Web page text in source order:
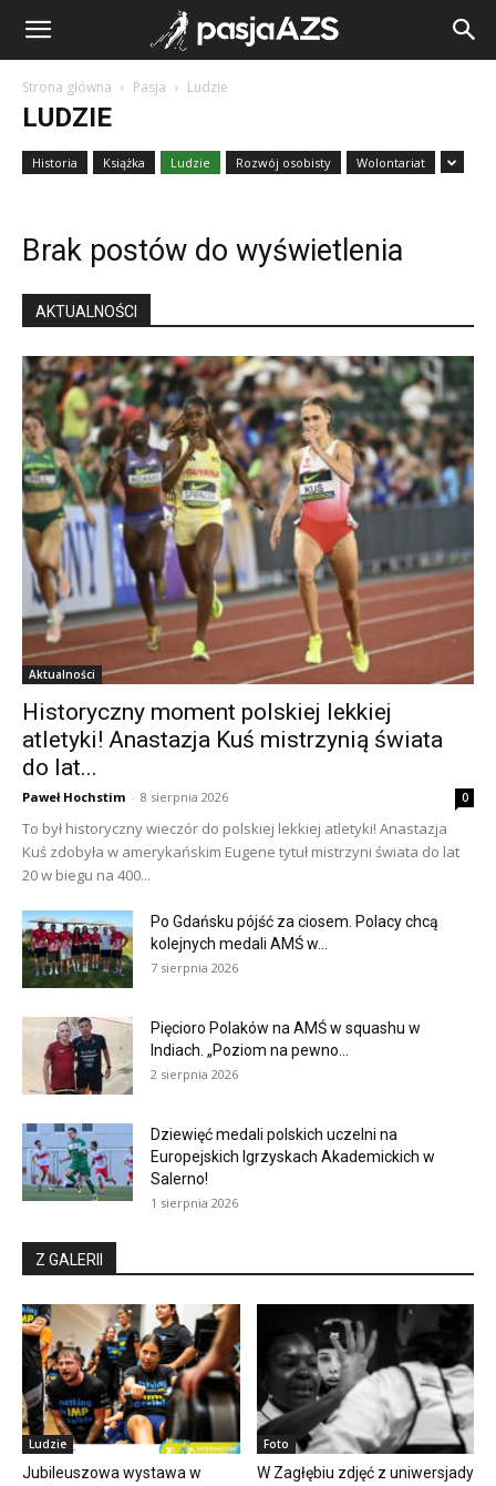
Strona główna Pasja Ludzie
LUDZIE
Historia Książka Ludzie Rozwój osobisty Wolontariat
Brak postów do wyświetlenia
AKTUALNOŚCI
Aktualności
Historyczny moment polskiej lekkiej
atletyki! Anastazja Kuś mistrzynią świata
do lat...
Paweł Hochstim - 8 sierpnia 2026 0
To był historyczny wieczór do polskiej lekkiej atletyki! Anastazja
Kuś zdobyła w amerykańskim Eugene tytuł mistrzyni świata do lat
20 w biegu na 400...
Po Gdańsku pójść za ciosem. Polacy chcą
kolejnych medali AMŚ w...
7 sierpnia 2026
Pięcioro Polaków na AMŚ w squashu w
Indiach. „Poziom na pewno...
2 sierpnia 2026
Dziewięć medali polskich uczelni na
Europejskich Igrzyskach Akademickich w
Salerno!
1 sierpnia 2026
Z GALERII
Ludzie
Jubileuszowa wystawa w
Foto
W Zagłębiu zdjęć z uniwersjady